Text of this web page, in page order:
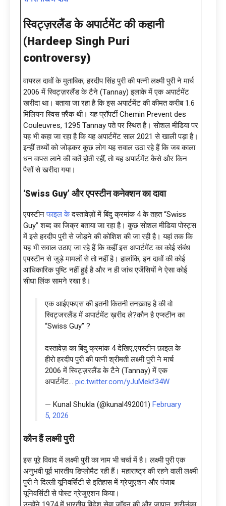
स्विट्ज़रलैंड के अपार्टमेंट की कहानी
(Hardeep Singh Puri
controversy)
वायरल दावों के मुताबिक, हरदीप सिंह पुरी की पत्नी लक्ष्मी पुरी ने मार्च
2006 में स्विट्ज़रलैंड के टैने (Tannay) इलाके में एक अपार्टमेंट
खरीदा था। बताया जा रहा है कि इस अपार्टमेंट की कीमत करीब 1.6
मिलियन स्विस फ़्रैंक थी। यह प्रॉपर्टी Chemin Prevent des
Couleuvres, 1295 Tannay पते पर स्थित है। सोशल मीडिया पर
यह भी कहा जा रहा है कि यह अपार्टमेंट साल 2021 से खाली पड़ा है।
इन्हीं तथ्यों को जोड़कर कुछ लोग यह सवाल उठा रहे हैं कि जब काला
धन वापस लाने की बातें होती रहीं, तो यह अपार्टमेंट कैसे और किन
पैसों से खरीदा गया।
‘Swiss Guy’ और एपस्टीन कनेक्शन का दावा
एपस्टीनफाइल केदस्तावेज़ों में बिंदु क्रमांक 4 के तहत “Swiss
Guy” शब्द का जिक्र बताया जा रहा है। कुछ सोशल मीडिया पोस्ट्स
में इसे हरदीप पुरी से जोड़ने की कोशिश की जा रही है। यहां तक कि
यह भी सवाल उठाए जा रहे हैं कि कहीं इस अपार्टमेंट का कोई संबंध
एपस्टीन से जुड़े मामलों से तो नहीं है। हालांकि, इन दावों की कोई
आधिकारिक पुष्टि नहीं हुई है और न ही जांच एजेंसियों ने ऐसा कोई
सीधा लिंक सामने रखा है।
एक आईएफएस की इतनी कितनी तनख़्वाह है की वो
स्विट्जरलैंड में अपार्टमेंट ख़रीद ले?कौन है एप्स्टीन का
“Swiss Guy” ?
दस्तावेज़ का बिंदु क्रमांक 4 देखिए,एपस्टीन फ़ाइल के
हीरो हरदीप पुरी की पत्नी श्रीमती लक्ष्मी पुरी ने मार्च
2006 में स्विट्ज़रलैंड के टैने (Tannay) में एक
अपार्टमेंट… pic.twitter.com/yJuMekf34W
— Kunal Shukla (@kunal492001) February
5, 2026
कौन हैं लक्ष्मी पुरी
इस पूरे विवाद में लक्ष्मी पुरी का नाम भी चर्चा में है। लक्ष्मी पुरी एक
अनुभवी पूर्व भारतीय डिप्लोमैट रही हैं। महाराष्ट्र की रहने वाली लक्ष्मी
पुरी ने दिल्ली यूनिवर्सिटी से इतिहास में ग्रेजुएशन और पंजाब
यूनिवर्सिटी से पोस्ट ग्रेजुएशन किया।